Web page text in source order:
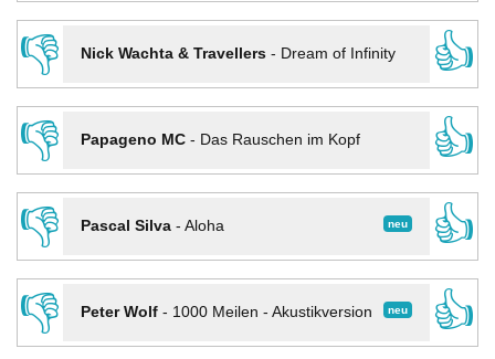
👎
Nick Wachta & Travellers- Dream of Infinity
👍
👎
Papageno MC- Das Rauschen im Kopf
👍
👎
neu
Pascal Silva- Aloha
👍
👎
neu
Peter Wolf- 1000 Meilen - Akustikversion
👍